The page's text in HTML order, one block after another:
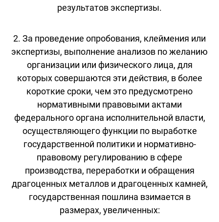
результатов экспертизы.
2. За проведение опробования, клеймения или
экспертизы, выполнение анализов по желанию
организации или физического лица, для
которых совершаются эти действия, в более
короткие сроки, чем это предусмотрено
нормативными правовыми актами
федерального органа исполнительной власти,
осуществляющего функции по выработке
государственной политики и нормативно-
правовому регулированию в сфере
производства, переработки и обращения
драгоценных металлов и драгоценных камней,
государственная пошлина взимается в
размерах, увеличенных: